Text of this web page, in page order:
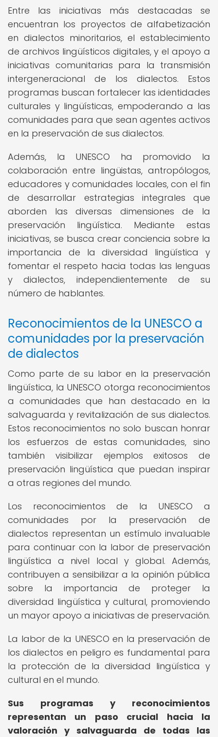
Entre las iniciativas más destacadas se
encuentran los proyectos de alfabetización
en dialectos minoritarios, el establecimiento
de archivos lingüísticos digitales, y el apoyo a
iniciativas comunitarias para la transmisión
intergeneracional de los dialectos. Estos
programas buscan fortalecer las identidades
culturales y lingüísticas, empoderando a las
comunidades para que sean agentes activos
en la preservación de sus dialectos.
Además, la UNESCO ha promovido la
colaboración entre lingüistas, antropólogos,
educadores y comunidades locales, con el fin
de desarrollar estrategias integrales que
aborden las diversas dimensiones de la
preservación lingüística. Mediante estas
iniciativas, se busca crear conciencia sobre la
importancia de la diversidad lingüística y
fomentar el respeto hacia todas las lenguas
y dialectos, independientemente de su
número de hablantes.
Reconocimientos de la UNESCO a
comunidades por la preservación
de dialectos
Como parte de su labor en la preservación
lingüística, la UNESCO otorga reconocimientos
a comunidades que han destacado en la
salvaguarda y revitalización de sus dialectos.
Estos reconocimientos no solo buscan honrar
los esfuerzos de estas comunidades, sino
también visibilizar ejemplos exitosos de
preservación lingüística que puedan inspirar
a otras regiones del mundo.
Los reconocimientos de la UNESCO a
comunidades por la preservación de
dialectos representan un estímulo invaluable
para continuar con la labor de preservación
lingüística a nivel local y global. Además,
contribuyen a sensibilizar a la opinión pública
sobre la importancia de proteger la
diversidad lingüística y cultural, promoviendo
un mayor apoyo a iniciativas de preservación.
La labor de la UNESCO en la preservación de
los dialectos en peligro es fundamental para
la protección de la diversidad lingüística y
cultural en el mundo.
Sus programas y reconocimientos
representan un paso crucial hacia la
valoración y salvaguarda de todas las